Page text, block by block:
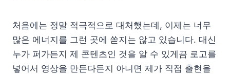
처음에는 정말 적극적으로 대처했는데, 이제는 너무
많은 에너지를 그런 곳에 쏟지는 않고 있습니다. 대신
누가 퍼가든지 제 콘텐츠인 것을 알 수 있게끔 로고를
넣어서 영상을 만든다든지 아니면 제가 직접 출현을